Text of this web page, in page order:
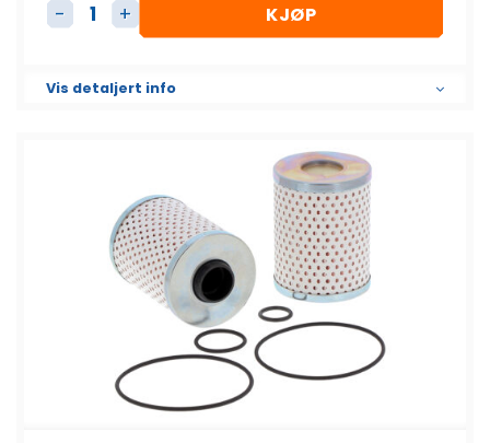
Dieselfilter Element SK3139 antall
KJØP
Vis detaljert info